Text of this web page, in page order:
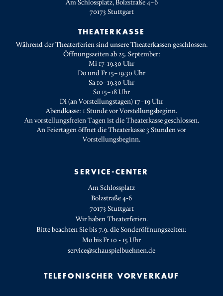
Am Schlossplatz, Bolzstraße 4–6
70173 Stuttgart
THEATERKASSE
Während der Theaterferien sind unsere Theaterkassen geschlossen.
Öffnungszeiten ab 25. September:
Mi 17-19.30 Uhr
Do und Fr 15–19.30 Uhr
Sa 10–19.30 Uhr
So 15–18 Uhr
Di (an Vorstellungstagen) 17–19 Uhr
Abendkasse: 1 Stunde vor Vorstellungsbeginn.
An vorstellungsfreien Tagen ist die Theaterkasse geschlossen.
An Feiertagen öffnet die Theaterkasse 3 Stunden vor
Vorstellungsbeginn.
SERVICE-CENTER
Am Schlossplatz
Bolzstraße 4-6
70173 Stuttgart
Wir haben Theaterferien.
Bitte beachten Sie bis 7.9. die Sonderöffnungszeiten:
Mo bis Fr 10 - 15 Uhr
service@schauspielbuehnen.de
TELEFONISCHER VORVERKAUF